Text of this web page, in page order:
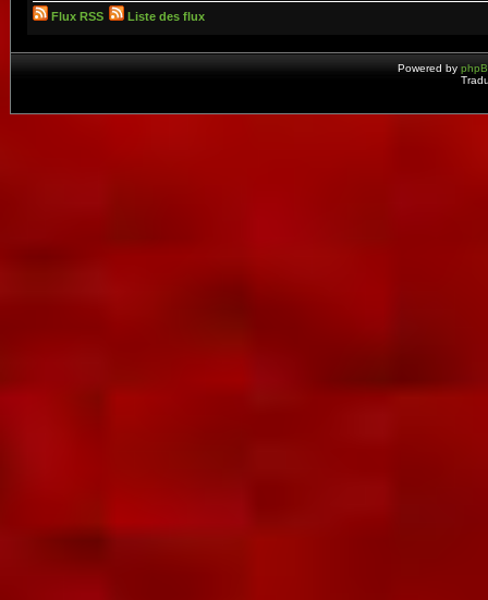
Flux RSS Liste des flux
Powered by